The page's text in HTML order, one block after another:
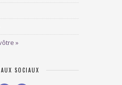
»
SOCIAUX